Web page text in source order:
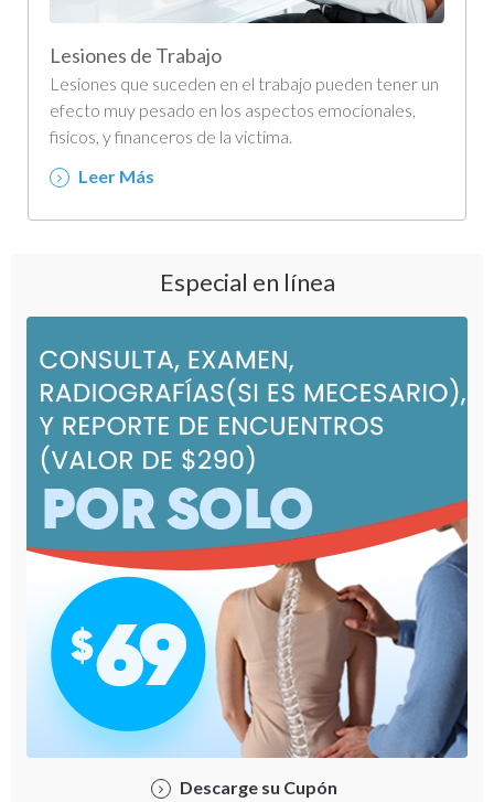
Lesiones de Trabajo
Lesiones que suceden en el trabajo pueden tener un
efecto muy pesado en los aspectos emocionales,
fisicos, y financeros de la victima.
Leer Más
Especial en línea
Descarge su Cupón